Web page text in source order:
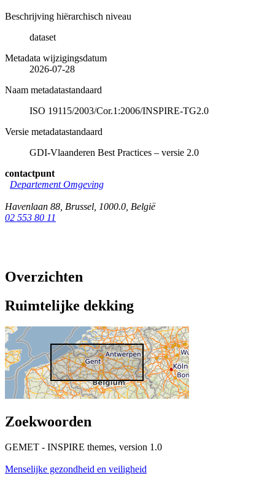
Beschrijving hiërarchisch niveau
dataset
Metadata wijzigingsdatum
2026-07-28
Naam metadatastandaard
ISO 19115/2003/Cor.1:2006/INSPIRE-TG2.0
Versie metadatastandaard
GDI-Vlaanderen Best Practices – versie 2.0
contactpunt
Departement Omgeving
Havenlaan 88 Brussel 1000.0 België
02 553 80 11
Overzichten
Ruimtelijke dekking
Zoekwoorden
GEMET - INSPIRE themes, version 1.0
Menselijke gezondheid en veiligheid